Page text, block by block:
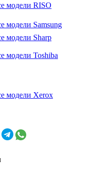
модели RISO
модели Samsung
модели Sharp
модели Toshiba
модели Xerox